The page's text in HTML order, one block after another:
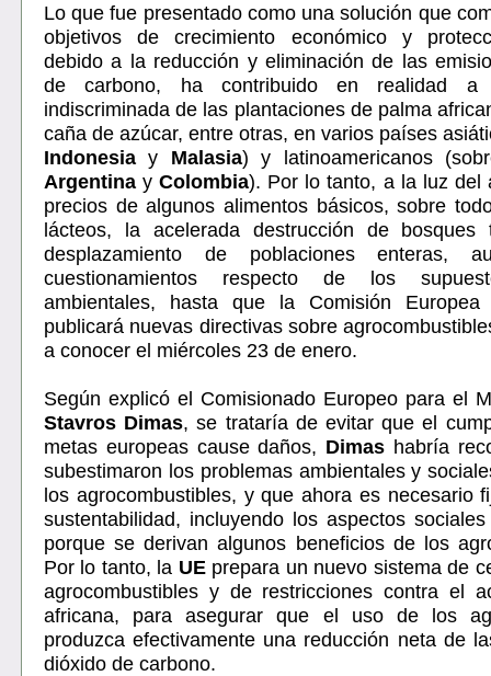
Lo que fue presentado como una solución que
objetivos de crecimiento económico y
debido a la reducción y eliminación de las
de carbono, ha contribuido en realidad a
indiscriminada de las plantaciones de palma
caña de azúcar, entre otras, en varios países
Indonesia y Malasia) y latinoamericanos
Argentina yColombia). Por lo tanto, a la luz del
precios de algunos alimentos básicos, sobre
lácteos, la acelerada destrucción de
desplazamiento de poblaciones enteras,
cuestionamientos respecto de los
ambientales, hasta que la Comisión Europea
publicará nuevas directivas sobre
a conocer el miércoles 23 de enero.
Según explicó el Comisionado Europeo para el
Stavros Dimas, se trataría de evitar que el
metas europeas cause daños, Dimas habría
subestimaron los problemas ambientales y
los agrocombustibles, y que ahora es necesario
sustentabilidad, incluyendo los aspectos
porque se derivan algunos beneficios de los
Por lo tanto, la UEprepara un nuevo sistema de
agrocombustibles y de restricciones contra el
africana, para asegurar que el uso de los
produzca efectivamente una reducción neta de
dióxido de carbono.